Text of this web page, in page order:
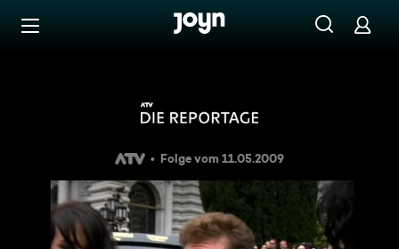
Zum Inhalt springen
Folge vom 11.05.2009